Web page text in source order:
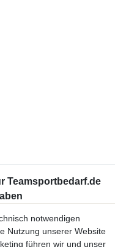
notwendigen
Nutzung unserer Website
führen wir und unser